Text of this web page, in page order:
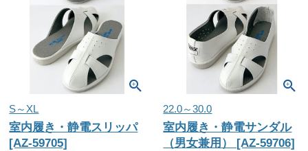
S～XL
室内履き・静電スリッパ
[AZ-59705]
22.0～30.0
室内履き・静電サンダル
（男女兼用） [AZ-59706]